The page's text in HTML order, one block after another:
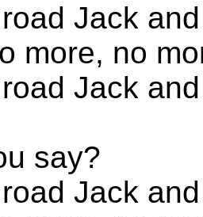
Jack
more, no
Jack
say?
Jack